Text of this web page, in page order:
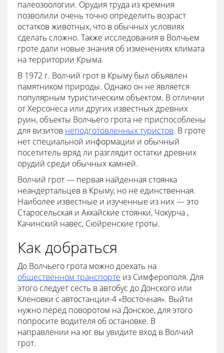
палеозоологии. Орудия труда из кремния
позволили очень точно определить возраст
остатков животных, что в обычных условиях
сделать сложно. Также исследования в Волчьем
гроте дали новые знания об изменениях климата
на территории Крыма.
В 1972 г. Волчий грот в Крыму был объявлен
памятником природы. Однако он не является
популярным туристическим объектом. В отличии
от Херсонеса или других известных древних
руин, объекты Волчьего грота не приспособлены
для визитов неподготовленных туристов. В гроте
нет специальной информации и обычный
посетитель вряд ли разглядит остатки древних
орудий среди обычных камней.
Волчий грот — первая найденная стоянка
неандертальцев в Крыму, но не единственная.
Наиболее известные и изученные из них — это
Старосельская и Аккайские стоянки, Чокурча ,
Качинский навес, Сюйренские гроты.
Как добраться
До Волчьего грота можно доехать на
общественном транспорте из Симферополя. Для
этого следует сесть в автобус до Донского или
Кленовки с автостанции-4 «Восточная». Выйти
нужно перед поворотом на Донское, для этого
попросите водителя об остановке. В
направлении на юг вы увидите вход в Волчий
грот.